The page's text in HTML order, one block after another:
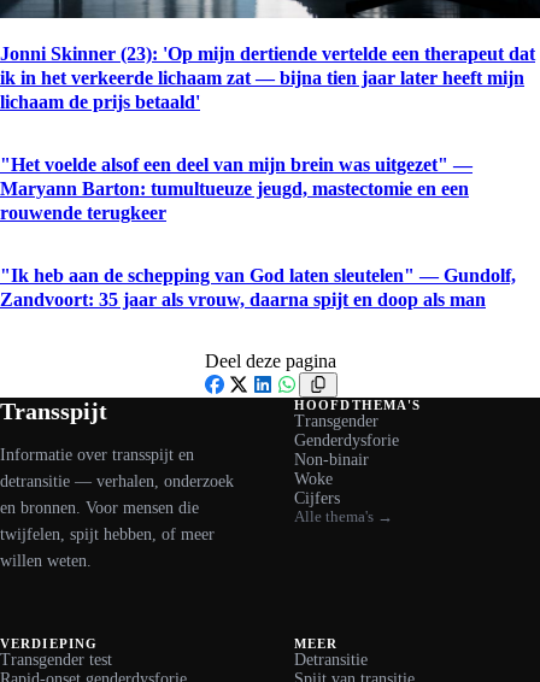
Jonni Skinner (23): 'Op mijn dertiende vertelde een therapeut dat
ik in het verkeerde lichaam zat — bijna tien jaar later heeft mijn
lichaam de prijs betaald'
"Het voelde alsof een deel van mijn brein was uitgezet" —
Maryann Barton: tumultueuze jeugd, mastectomie en een
rouwende terugkeer
"Ik heb aan de schepping van God laten sleutelen" — Gundolf,
Zandvoort: 35 jaar als vrouw, daarna spijt en doop als man
Deel deze pagina
LinkedIn
WhatsApp
Transspijt
Informatie over transspijt en
detransitie — verhalen, onderzoek
en bronnen. Voor mensen die
twijfelen, spijt hebben, of meer
willen weten.
HOOFDTHEMA'S
Transgender
Genderdysforie
Non-binair
Woke
Cijfers
Alle thema's →
VERDIEPING
Transgender test
MEER
Detransitie